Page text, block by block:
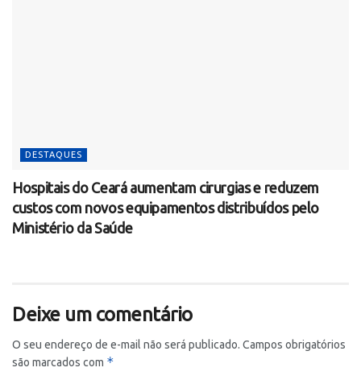
DESTAQUES
Hospitais do Ceará aumentam cirurgias e reduzem
custos com novos equipamentos distribuídos pelo
Ministério da Saúde
Deixe um comentário
O seu endereço de e-mail não será publicado. Campos obrigatórios
são marcados com *